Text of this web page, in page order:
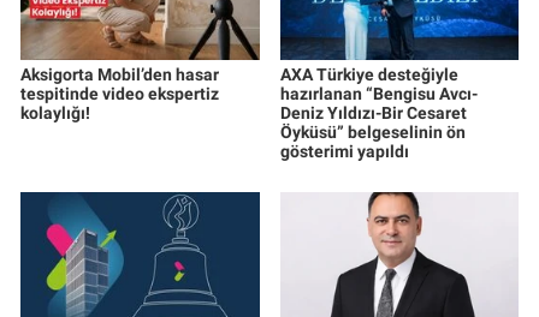
Aksigorta Mobil’den hasar
tespitinde video ekspertiz
kolaylığı!
AXA Türkiye desteğiyle
hazırlanan “Bengisu Avcı-
Deniz Yıldızı-Bir Cesaret
Öyküsü” belgeselinin ön
gösterimi yapıldı